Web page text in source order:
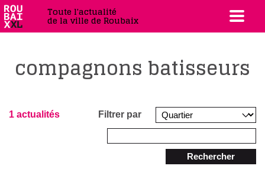
Toute l'actualité
de la ville de Roubaix
compagnons batisseurs
1 actualités Filtrer par
Rechercher